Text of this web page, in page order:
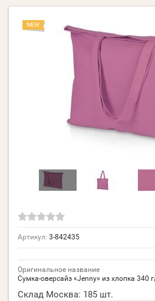
NEW
Артикул: 3-842435
Оригинальное название
Сумка-оверсайз «Jenny» из хлопка 340
Склад Москва: 185 шт.